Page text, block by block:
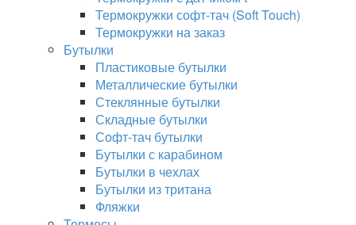
Термокружки софт-тач (Soft Touch)
Термокружки на заказ
Бутылки
Пластиковые бутылки
Металлические бутылки
Стеклянные бутылки
Складные бутылки
Софт-тач бутылки
Бутылки с карабином
Бутылки в чехлах
Бутылки из тритана
Фляжки